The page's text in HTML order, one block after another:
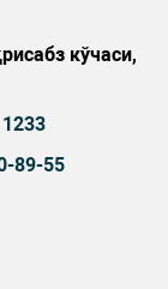
кўчаси,
1233
89-55